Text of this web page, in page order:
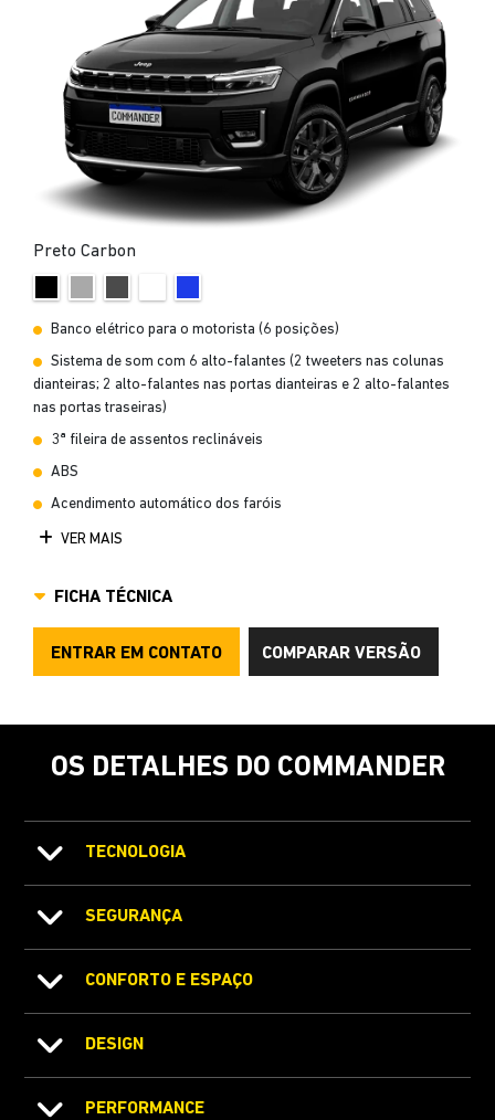
Preto Carbon
Banco elétrico para o motorista (6 posições)
Sistema de som com 6 alto-falantes (2 tweeters nas colunas
dianteiras; 2 alto-falantes nas portas dianteiras e 2 alto-falantes
nas portas traseiras)
3ª fileira de assentos reclináveis
ABS
Acendimento automático dos faróis
VER MAIS
FICHA TÉCNICA
ENTRAR EM CONTATO COMPARAR VERSÃO
OS DETALHES DO COMMANDER
TECNOLOGIA
SEGURANÇA
CONFORTO E ESPAÇO
DESIGN
PERFORMANCE